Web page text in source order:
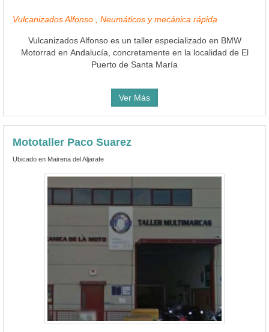
Vulcanizados Alfonso , Neumáticos y mecánica rápida
Vulcanizados Alfonso es un taller especializado en BMW
Motorrad en Andalucía, concretamente en la localidad de El
Puerto de Santa María
Ver Más
Mototaller Paco Suarez
Ubicado en Mairena del Aljarafe